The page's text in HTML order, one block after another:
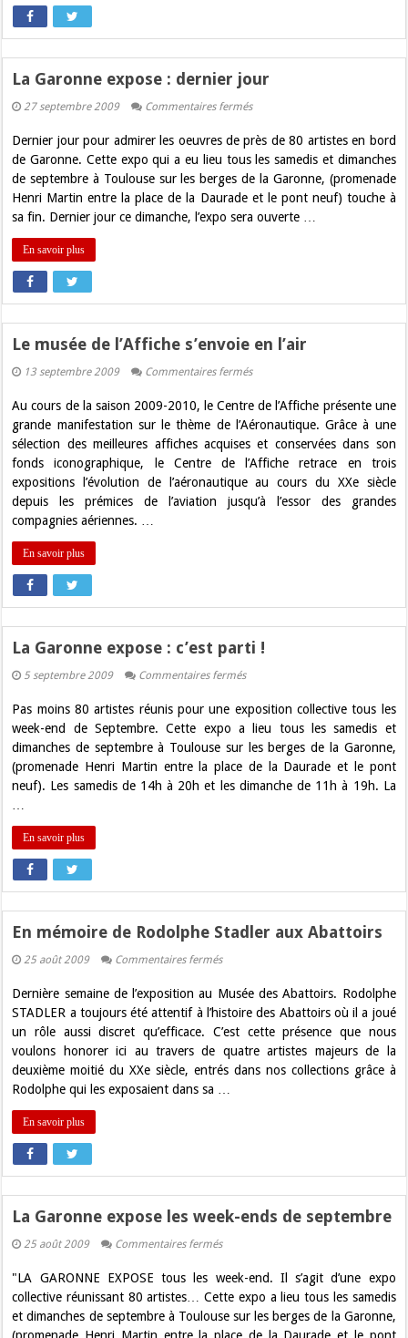
La Garonne expose : dernier jour
27 septembre 2009 Commentaires ferméssur
expose
jour
Dernier jour pour admirer les oeuvres de près de 80 artistes en bord
de Garonne. Cette expo qui a eu lieu tous les samedis et dimanches
de septembre à Toulouse sur les berges de la Garonne, (promenade
Henri Martin entre la place de la Daurade et le pont neuf) touche à
sa fin. Dernier jour ce dimanche, l’expo sera ouverte …
En savoir plus
Le musée de l’Affiche s’envoie en l’air
13 septembre 2009 Commentaires ferméssur
de
l’Affiche
en
l’air
Au cours de la saison 2009-2010, le Centre de l’Affiche présente une
grande manifestation sur le thème de l’Aéronautique. Grâce à une
sélection des meilleures affiches acquises et conservées dans son
fonds iconographique, le Centre de l’Affiche retrace en trois
expositions l’évolution de l’aéronautique au cours du XXe siècle
depuis les prémices de l’aviation jusqu’à l’essor des grandes
compagnies aériennes. …
En savoir plus
La Garonne expose : c’est parti !
5 septembre 2009 Commentaires ferméssur
expose
parti
Pas moins 80 artistes réunis pour une exposition collective tous les
week-end de Septembre. Cette expo a lieu tous les samedis et
dimanches de septembre à Toulouse sur les berges de la Garonne,
(promenade Henri Martin entre la place de la Daurade et le pont
neuf). Les samedis de 14h à 20h et les dimanche de 11h à 19h. La
En savoir plus
En mémoire de Rodolphe Stadler aux Abattoirs
25 août 2009 Commentaires ferméssur
de
Rodolphe
aux
Abattoirs
Dernière semaine de l’exposition au Musée des Abattoirs. Rodolphe
STADLER a toujours été attentif à l’histoire des Abattoirs où il a joué
un rôle aussi discret qu’efficace. C’est cette présence que nous
voulons honorer ici au travers de quatre artistes majeurs de la
deuxième moitié du XXe siècle, entrés dans nos collections grâce à
Rodolphe qui les exposaient dans sa …
En savoir plus
La Garonne expose les week-ends de septembre
25 août 2009 Commentaires ferméssur
expose
les
ends
de
"LA GARONNE EXPOSE tous les week-end. Il s’agit d’une expo
collective réunissant 80 artistes… Cette expo a lieu tous les samedis
et dimanches de septembre à Toulouse sur les berges de la Garonne,